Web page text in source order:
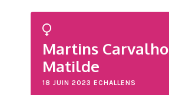
Martins Carvalho
Matilde
18 JUIN 2023 ECHALLENS